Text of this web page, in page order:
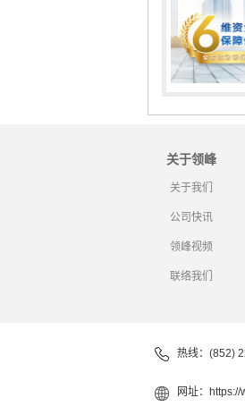
关于领峰
关于我们
公司快讯
领峰视频
联络我们
热线：(852)
网址：